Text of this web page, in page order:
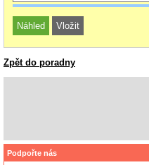
Zpět do poradny
Podpořte nás